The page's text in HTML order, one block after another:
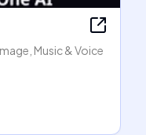
Music & Voice